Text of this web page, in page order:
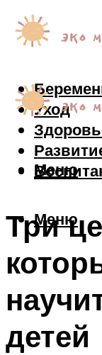
Уход
Меню
Меню
Три
детей